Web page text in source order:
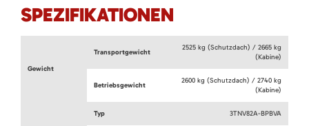
SPEZIFIKATIONEN
Gewicht
Transportgewicht
2525 kg (Schutzdach) / 2665 kg
(Kabine)
Betriebsgewicht
2600 kg (Schutzdach) / 2740 kg
(Kabine)
Typ 3TNV82A-BPBVA